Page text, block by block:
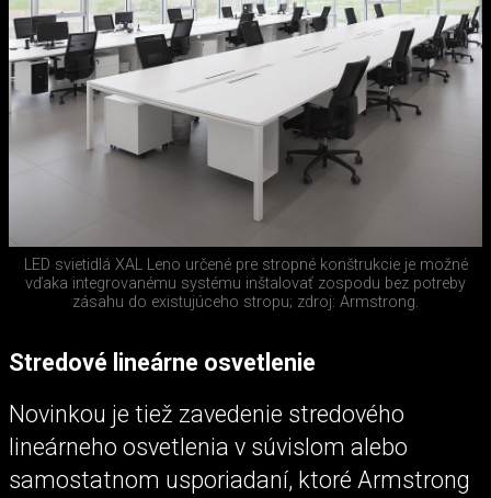
LED svietidlá XAL Leno určené pre stropné konštrukcie je možné
vďaka integrovanému systému inštalovať zospodu bez potreby
zásahu do existujúceho stropu; zdroj: Armstrong.
Stredové lineárne osvetlenie
Novinkou je tiež zavedenie stredového
lineárneho osvetlenia v súvislom alebo
samostatnom usporiadaní, ktoré Armstrong